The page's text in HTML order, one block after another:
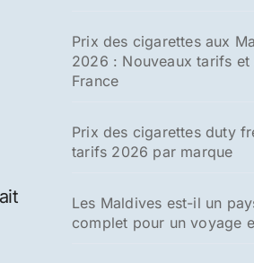
Prix des cigarettes aux
2026 : Nouveaux tarifs
France
Prix des cigarettes duty
tarifs 2026 par marque
Les Maldives est-il un
complet pour un voyage